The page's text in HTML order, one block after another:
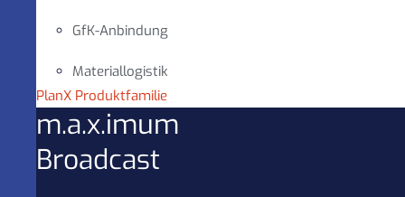
GfK-Anbindung
Materiallogistik
PlanX Produktfamilie
m.a.x.imum
Broadcast